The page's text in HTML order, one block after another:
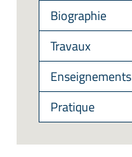
Biographie
Travaux
Enseignements
Pratique